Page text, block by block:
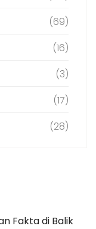
(69)
(16)
(3)
(17)
(28)
Fakta di Balik